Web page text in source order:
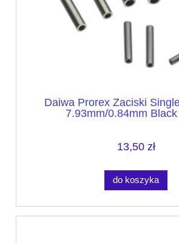
Daiwa Prorex Zaciski
7.93mm/0.84mm
13,50 zł
do koszyka